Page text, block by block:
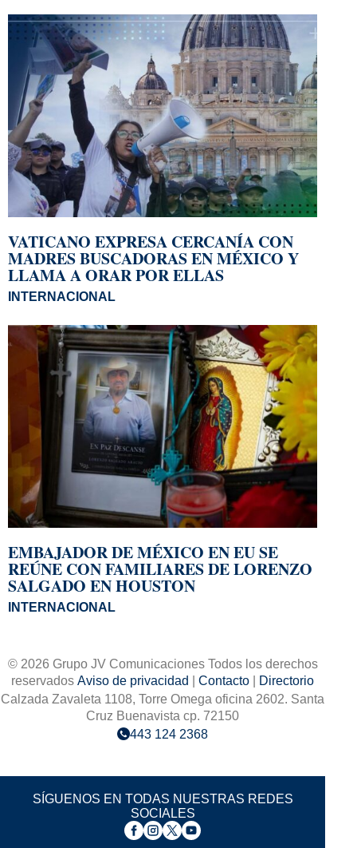
VATICANO EXPRESA CERCANÍA CON
MADRES BUSCADORAS EN MÉXICO Y
LLAMA A ORAR POR ELLAS
INTERNACIONAL
EMBAJADOR DE MÉXICO EN EU SE
REÚNE CON FAMILIARES DE LORENZO
SALGADO EN HOUSTON
INTERNACIONAL
© 2026 Grupo JV Comunicaciones Todos los derechos
reservados Aviso de privacidad Contacto
Directorio
Calzada Zavaleta 1108, Torre Omega oficina 2602. Santa
Cruz Buenavista cp. 72150
443 124 2368
SÍGUENOS EN TODAS NUESTRAS REDES
SOCIALES